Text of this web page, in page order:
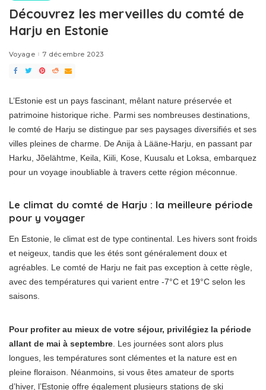
Découvrez les merveilles du comté de
Harju en Estonie
Voyage 7 décembre 2023
L’Estonie est un pays fascinant, mêlant nature préservée et
patrimoine historique riche. Parmi ses nombreuses destinations,
le comté de Harju se distingue par ses paysages diversifiés et ses
villes pleines de charme. De Anija à Lääne-Harju, en passant par
Harku, Jõelähtme, Keila, Kiili, Kose, Kuusalu et Loksa, embarquez
pour un voyage inoubliable à travers cette région méconnue.
Le climat du comté de Harju : la meilleure période
pour y voyager
En Estonie, le climat est de type continental. Les hivers sont froids
et neigeux, tandis que les étés sont généralement doux et
agréables. Le comté de Harju ne fait pas exception à cette règle,
avec des températures qui varient entre -7°C et 19°C selon les
saisons.
Pour profiter au mieux de votre séjour, privilégiez la période
allant de mai à septembre . Les journées sont alors plus
longues, les températures sont clémentes et la nature est en
pleine floraison. Néanmoins, si vous êtes amateur de sports
d’hiver, l’Estonie offre également plusieurs stations de ski